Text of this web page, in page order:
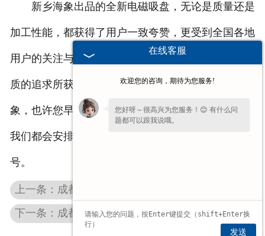
新乡海象出品的全新电磁吸盘，无论是质量还是
加工性能，都获得了用户一致夸赞，更受到全国各地
用户的关注与信赖，这是因为我们五十年如一日对品
质的追求所获得的品牌成功。也许您从未听过新乡海
象，也许您早已耳熟能详，亲爱的用户您可以放心，
我们都会安排周到，为您推荐最适合的电磁吸盘型
号。
下一条：成都圆形成都电磁吸盘受好评,买卖双方都开心
在线客服
欢迎您的咨询，期待为您服务!
您好呀～很高兴为您服务！😊 有什么问
题都可以跟我说哦。
发送